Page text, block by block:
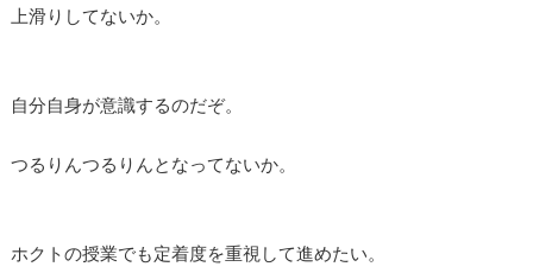
上滑りしてないか。
自分自身が意識するのだぞ。
つるりんつるりんとなってないか。
ホクトの授業でも定着度を重視して進めたい。